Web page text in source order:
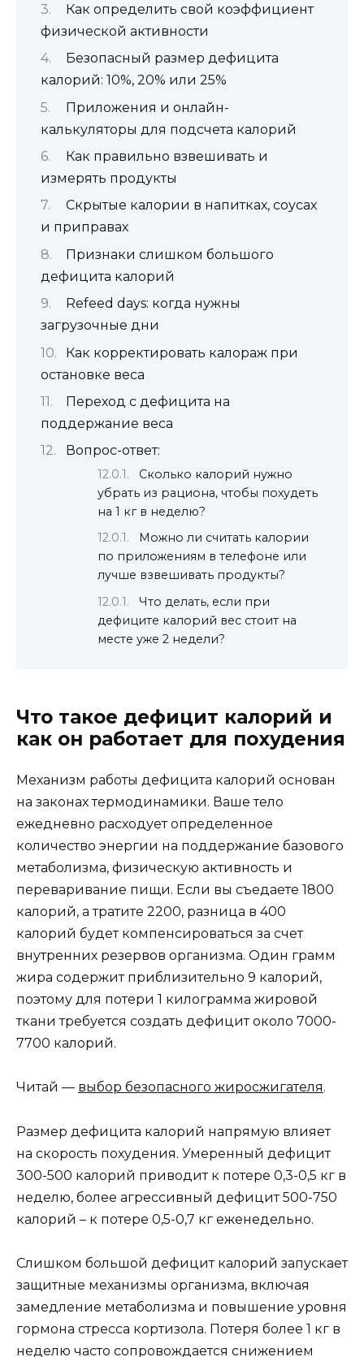
Как определить свой коэффициент
физической активности
Безопасный размер дефицита
калорий: 10%, 20% или 25%
Приложения и онлайн-
калькуляторы для подсчета калорий
Как правильно взвешивать и
измерять продукты
Скрытые калории в напитках, соусах
и приправах
Признаки слишком большого
дефицита калорий
Refeed days: когда нужны
загрузочные дни
Как корректировать калораж при
остановке веса
Переход с дефицита на
поддержание веса
Вопрос-ответ:
Сколько калорий нужно
убрать из рациона, чтобы похудеть
на 1 кг в неделю?
Можно ли считать калории
по приложениям в телефоне или
лучше взвешивать продукты?
Что делать, если при
дефиците калорий вес стоит на
месте уже 2 недели?
Что такое дефицит калорий и
как он работает для похудения
Механизм работы дефицита калорий основан
на законах термодинамики. Ваше тело
ежедневно расходует определенное
количество энергии на поддержание базового
метаболизма, физическую активность и
переваривание пищи. Если вы съедаете 1800
калорий, а тратите 2200, разница в 400
калорий будет компенсироваться за счет
внутренних резервов организма. Один грамм
жира содержит приблизительно 9 калорий,
поэтому для потери 1 килограмма жировой
ткани требуется создать дефицит около 7000-
7700 калорий.
Читай — выбор безопасного жиросжигателя.
Размер дефицита калорий напрямую влияет
на скорость похудения. Умеренный дефицит
300-500 калорий приводит к потере 0,3-0,5 кг в
неделю, более агрессивный дефицит 500-750
калорий – к потере 0,5-0,7 кг еженедельно.
Слишком большой дефицит калорий запускает
защитные механизмы организма, включая
замедление метаболизма и повышение уровня
гормона стресса кортизола. Потеря более 1 кг в
неделю часто сопровождается снижением